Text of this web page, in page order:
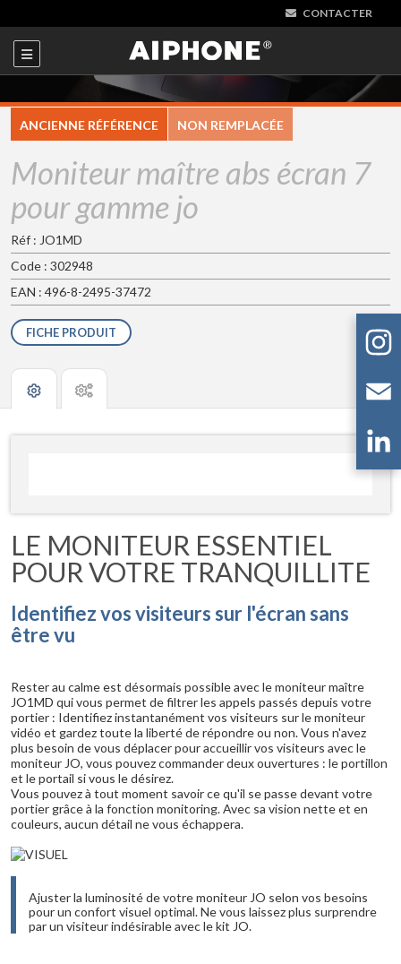
CONTACTER
ANCIENNE RÉFÉRENCE NON REMPLACÉE
Moniteur maître abs écran 7
pour gamme jo
Réf : JO1MD
Code : 302948
EAN : 496-8-2495-37472
FICHE PRODUIT
LE MONITEUR ESSENTIEL
POUR VOTRE TRANQUILLITE
Identifiez vos visiteurs sur l'écran sans
être vu
Rester au calme est désormais possible avec le moniteur maître
JO1MD qui vous permet de filtrer les appels passés depuis votre
portier : Identifiez instantanément vos visiteurs sur le moniteur
vidéo et gardez toute la liberté de répondre ou non. Vous n'avez
plus besoin de vous déplacer pour accueillir vos visiteurs avec le
moniteur JO, vous pouvez commander deux ouvertures : le portillon
et le portail si vous le désirez.
Vous pouvez à tout moment savoir ce qu'il se passe devant votre
portier grâce à la fonction monitoring. Avec sa vision nette et en
couleurs, aucun détail ne vous échappera.
Ajuster la luminosité de votre moniteur JO selon vos besoins
pour un confort visuel optimal. Ne vous laissez plus surprendre
par un visiteur indésirable avec le kit JO.